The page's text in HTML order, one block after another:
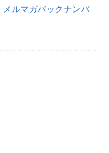
メルマガバックナンバ